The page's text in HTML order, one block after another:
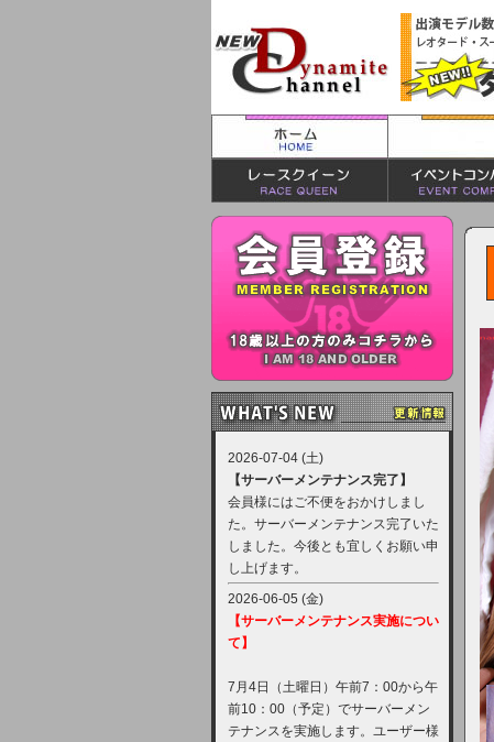
2026-07-04 (土)
【サーバーメンテナンス完了】
会員様にはご不便をおかけしまし
た。サーバーメンテナンス完了いた
しました。今後とも宜しくお願い申
し上げます。
2026-06-05 (金)
【サーバーメンテナンス実施につい
て】
7月4日（土曜日）午前7：00から午
前10：00（予定）でサーバーメン
テナンスを実施します。ユーザー様